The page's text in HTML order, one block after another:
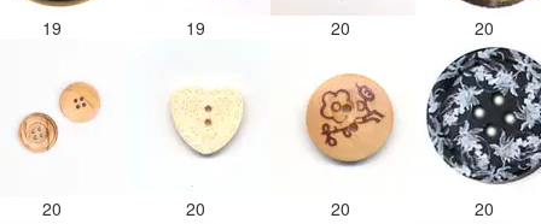
19 19 20 20
20 20 20 20